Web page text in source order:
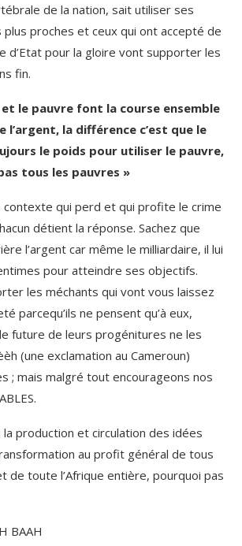
de la nation, sait utiliser ses
proches et ceux qui ont accepté de
d’Etat pour la gloire vont supporter les
fin.
le pauvre font la course ensemble
l’argent, la différence c’est que le
le poids pour utiliser le pauvre,
tous les pauvres »
contexte qui perd et qui profite le crime
détient la réponse. Sachez que
l’argent car même le milliardaire, il lui
pour atteindre ses objectifs.
les méchants qui vont vous laissez
parcequ’ils ne pensent qu’à eux,
future de leurs progénitures ne les
(une exclamation au Cameroun)
; mais malgré tout encourageons nos
la production et circulation des idées
au profit général de tous
de toute l’Afrique entière, pourquoi pas
BAAH